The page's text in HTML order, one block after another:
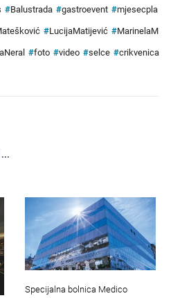
#Balustrada #gastroevent #mjesecpla
#LucijaMatijević #MarinelaM
#foto #video #selce #crikvenica
Specijalna bolnica Medico